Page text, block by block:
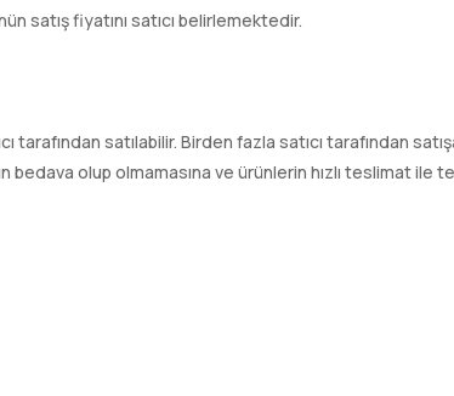
satış fiyatını satıcı belirlemektedir.
tarafından satılabilir. Birden fazla satıcı tarafından
bedava olup olmamasına ve ürünlerin hızlı teslimat